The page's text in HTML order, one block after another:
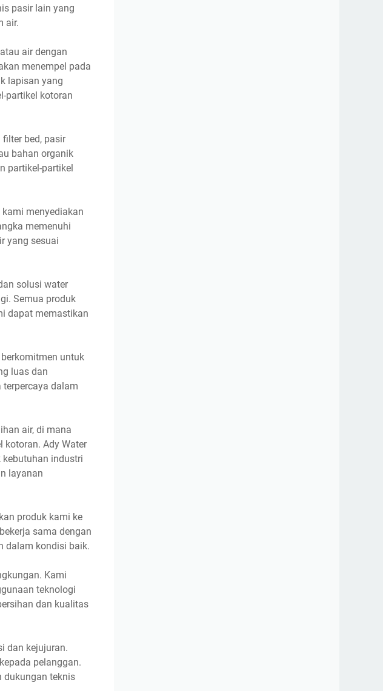
pasir lain yang
air.
air dengan
menempel pada
lapisan yang
partikel kotoran
bed, pasir
bahan organik
partikel-partikel
menyediakan
memenuhi
yang sesuai
solusi water
Semua produk
dapat memastikan
untuk
luas dan
dalam
air, di mana
kotoran. Ady Water
kebutuhan industri
layanan
produk kami ke
sama dengan
dalam kondisi baik.
Kami
teknologi
dan kualitas
dan kejujuran.
pelanggan.
dukungan teknis